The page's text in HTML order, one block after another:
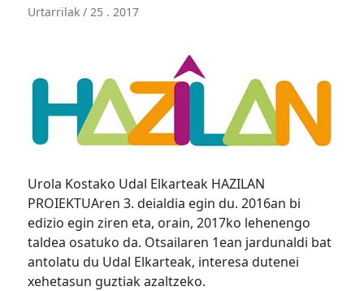
Urtarrilak / 25 . 2017
Urola Kostako Udal Elkarteak HAZILAN
PROIEKTUAren 3. deialdia egin du. 2016an bi
edizio egin ziren eta, orain, 2017ko lehenengo
taldea osatuko da. Otsailaren 1ean jardunaldi bat
antolatu du Udal Elkarteak, interesa dutenei
xehetasun guztiak azaltzeko.